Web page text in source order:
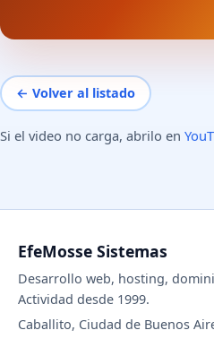
← Volver al listado
Si el video no carga, abrilo en
EfeMosse Sistemas
Desarrollo web, hosting,
Actividad desde 1999.
Caballito, Ciudad de Buenos